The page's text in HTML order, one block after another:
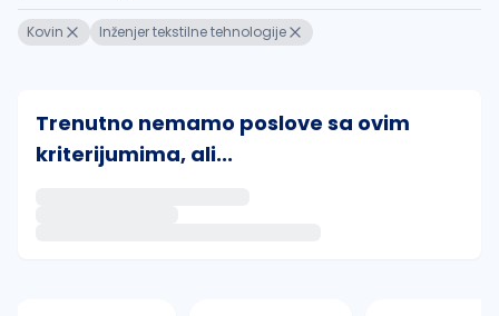
Kovin Inženjer tekstilne tehnologije
Trenutno nemamo poslove sa ovim
kriterijumima, ali...